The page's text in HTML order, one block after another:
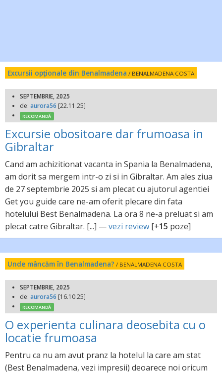
Excursii opţionale din Benalmadena / BENALMADENA COSTA
SEPTEMBRIE, 2025
de: aurora56 [22.11.25]
RECOMANDĂ
Excursie obositoare dar frumoasa in
Gibraltar
Cand am achizitionat vacanta in Spania la Benalmadena,
am dorit sa mergem intr-o zi si in Gibraltar. Am ales ziua
de 27 septembrie 2025 si am plecat cu ajutorul agentiei
Get you guide care ne-am oferit plecare din fata
hotelului Best Benalmadena. La ora 8 ne-a preluat si am
plecat catre Gibraltar. [...] —vezi review [+15 poze]
Unde mâncăm în Benalmadena? / BENALMADENA COSTA
SEPTEMBRIE, 2025
de: aurora56 [16.10.25]
RECOMANDĂ
O experienta culinara deosebita cu o
locatie frumoasa
Pentru ca nu am avut pranz la hotelul la care am stat
(Best Benalmadena, vezi impresii) deoarece noi oricum